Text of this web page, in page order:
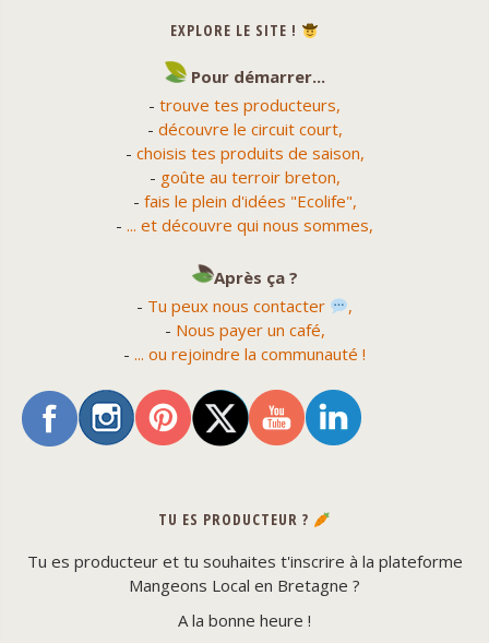
EXPLORE LE SITE !
Pour démarrer...
- trouve tes producteurs,
- découvre le circuit court,
- choisis tes produits de saison,
- goûte au terroir breton,
- fais le plein d'idées "Ecolife",
- ... et découvre qui nous sommes,
Après ça ?
- Tu peux nous contacter
,
- Nous payer un café,
- ... ou rejoindre la communauté !
TU ES PRODUCTEUR ?
Tu es producteur et tu souhaites t'inscrire à la plateforme
Mangeons Local en Bretagne ?
A la bonne heure !